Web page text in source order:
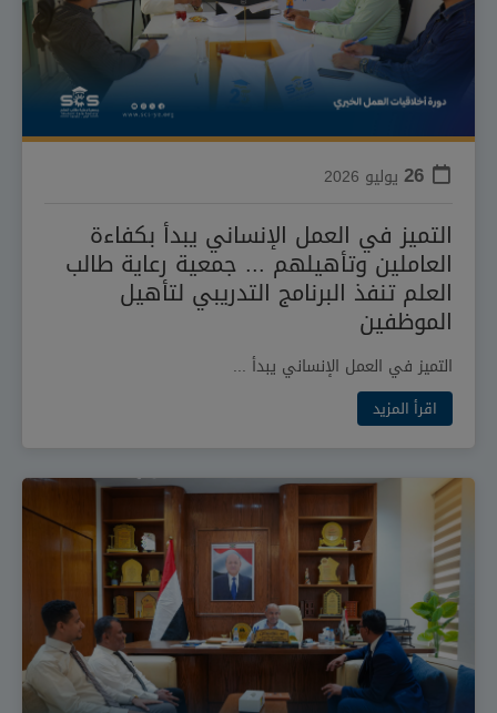
26 يوليو 2026
التميز في العمل الإنساني يبدأ بكفاءة
العاملين وتأهيلهم ... جمعية رعاية طالب
العلم تنفذ البرنامج التدريبي لتأهيل
الموظفين
التميز في العمل الإنساني يبدأ ...
اقرأ المزيد